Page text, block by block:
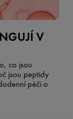
V
co jsou
jsou peptidy
péči o